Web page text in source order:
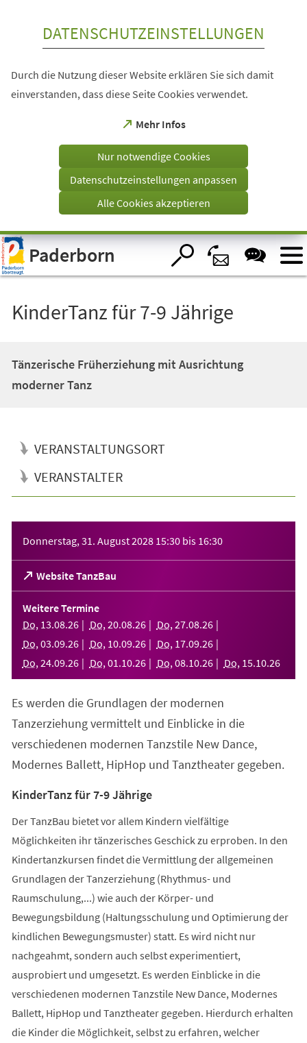
Visuelle
Assistenzsoftware
öffnen.
DATENSCHUTZEINSTELLUNGEN
Durch die Nutzung dieser Website erklären Sie sich damit
einverstanden, dass diese Seite Cookies verwendet.
Mehr Infos
(Öffnet
einem
Tab)
Nur notwendige Cookies
Datenschutzeinstellungen anpassen
Alle Cookies akzeptieren
Paderborn
KinderTanz für 7-9 Jährige
Tänzerische Früherziehung mit Ausrichtung
moderner Tanz
VERANSTALTUNGSORT
VERANSTALTER
Donnerstag, 31. August 2028 15:30 bis 16:30
Website TanzBau
(Öffnet
in
einem
neuen
Tab)
Weitere Termine
Do, 13.08.26 Do, 20.08.26 Do, 27.08.26
Do, 03.09.26 Do, 10.09.26 Do, 17.09.26
Do, 24.09.26 Do, 01 .10.26 Do, 08.10.26 Do, 15.10.26
Es werden die Grundlagen der modernen
Tanzerziehung vermittelt und Einblicke in die
verschiedenen modernen Tanzstile New Dance,
Modernes Ballett, HipHop und Tanztheater gegeben.
KinderTanz für 7-9 Jährige
Der TanzBau bietet vor allem Kindern vielfältige
Möglichkeiten ihr tänzerisches Geschick zu erproben. In den
Kindertanzkursen findet die Vermittlung der allgemeinen
Grundlagen der Tanzerziehung (Rhythmus- und
Raumschulung,...) wie auch der Körper- und
Bewegungsbildung (Haltungsschulung und Optimierung der
kindlichen Bewegungsmuster) statt. Es wird nicht nur
nachgeahmt, sondern auch selbst experimentiert,
ausprobiert und umgesetzt. Es werden Einblicke in die
verschiedenen modernen Tanzstile New Dance, Modernes
Ballett, HipHop und Tanztheater gegeben. Hierdurch erhalten
die Kinder die Möglichkeit, selbst zu erfahren, welcher